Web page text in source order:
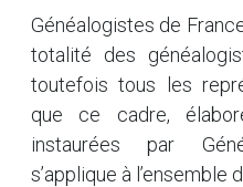
Généalogistes de
totalité des
toutefois tous les
que ce cadre,
instaurées par
s’applique à l’ensemble